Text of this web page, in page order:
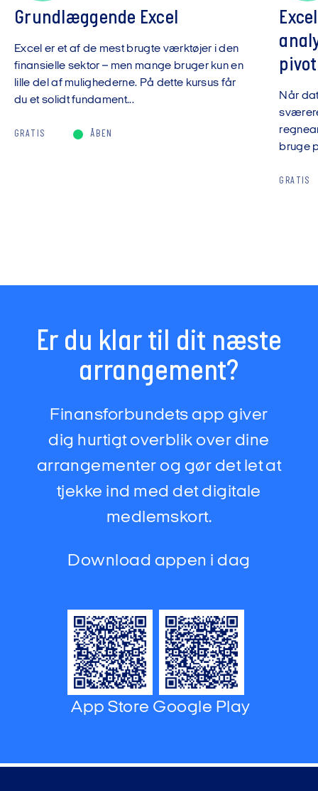
Grundlæggende Excel
Excel er et af de mest brugte værktøjer i den
finansielle sektor – men mange bruger kun en
lille del af mulighederne. På dette kursus får
du et solidt fundament...
GRATIS ÅBEN
Når
bruge
GRATIS
Er du klar til dit næste
arrangement?
Finansforbundets app giver
dig hurtigt overblik over dine
arrangementer og gør det let at
tjekke ind med det digitale
medlemskort.
Download appen i dag
App Store Google Play